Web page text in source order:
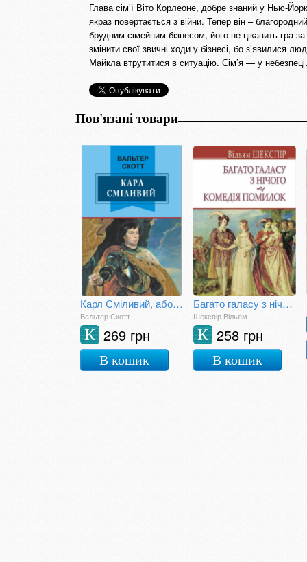
Глава сім’ї Віто Корлеоне, добре знаний у Нью-
якраз повертається з війни. Тепер він –
брудним сімейним бізнесом, його не цікавить
змінити свої звичні ходи у бізнесі, бо з’явилися
Майкла втрутитися в ситуацію. Сім’я — у
Пов'язані товари
Карл Сміливий, або Анна Геєрштейн, діва імли
Вальтер Скотт
269 грн
К
В кошик
Багато галасу з нічого; Комедія помилок
Шекспір Вільям
258 грн
К
В кошик